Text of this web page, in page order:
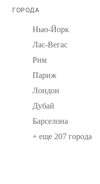
ГОРОДА
Нью-Йорк
Лас-Вегас
Рим
Париж
Лондон
Дубай
Барселона
+ еще 207 города